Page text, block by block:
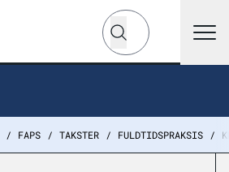
Hvad leder du efter?
Søg
FAPS TAKSTER FULDTIDSPRAKSIS